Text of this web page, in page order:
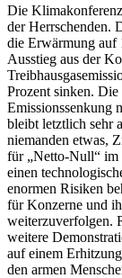
Die
der Herrschenden.
die Erwärmung auf
Ausstieg aus der
Prozent sinken.
Emissionssenkung
bleibt letztlich sehr
niemanden etwas,
für „Netto-Null“ im
einen
enormen Risiken
für Konzerne und
weiterzuverfolgen.
weitere
auf einem
den armen